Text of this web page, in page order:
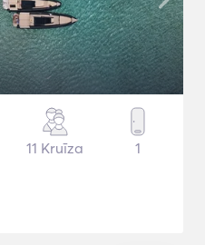
11 Kruīza 1